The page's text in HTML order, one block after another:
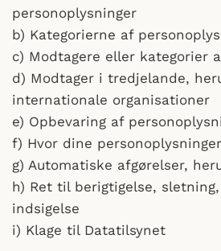
personoplysninger
b) Kategorierne af
c) Modtagere eller kategorier
d) Modtager i tredjelande,
internationale organisationer
e) Opbevaring af
f) Hvor dine
g) Automatiske afgørelser,
h) Ret til berigtigelse,
indsigelse
i) Klage til Datatilsynet